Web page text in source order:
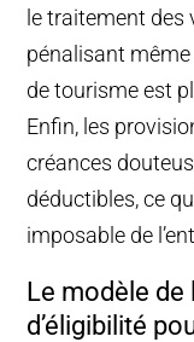
le traitement des
pénalisant même
de tourisme est
Enfin, les
créances
déductibles, ce
imposable de
Le modèle de
d’éligibilité